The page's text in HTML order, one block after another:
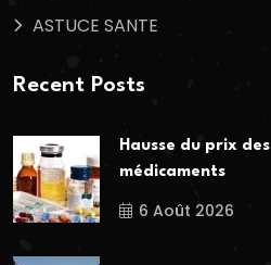
ASTUCE SANTE
Recent Posts
Hausse du prix des
médicaments
6 Août 2026